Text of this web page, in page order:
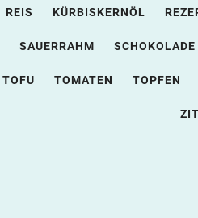
REIS KÜRBISKERNÖL
SAUERRAHM SCHOKOLADE
TOFU TOMATEN TOPFEN